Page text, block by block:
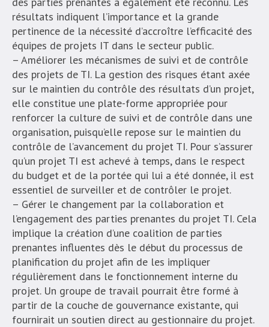
résultats indiquent l’importance et la grande
pertinence de la nécessité d’accroître l’efficacité des
équipes de projets IT dans le secteur public.
– Améliorer les mécanismes de suivi et de contrôle
des projets de TI. La gestion des risques étant axée
sur le maintien du contrôle des résultats d’un projet,
elle constitue une plate-forme appropriée pour
renforcer la culture de suivi et de contrôle dans une
organisation, puisqu’elle repose sur le maintien du
contrôle de l’avancement du projet TI. Pour s’assurer
qu’un projet TI est achevé à temps, dans le respect
du budget et de la portée qui lui a été donnée, il est
essentiel de surveiller et de contrôler le projet.
– Gérer le changement par la collaboration et
l’engagement des parties prenantes du projet TI. Cela
implique la création d’une coalition de parties
prenantes influentes dès le début du processus de
planification du projet afin de les impliquer
régulièrement dans le fonctionnement interne du
projet. Un groupe de travail pourrait être formé à
partir de la couche de gouvernance existante, qui
fournirait un soutien direct au gestionnaire du projet.